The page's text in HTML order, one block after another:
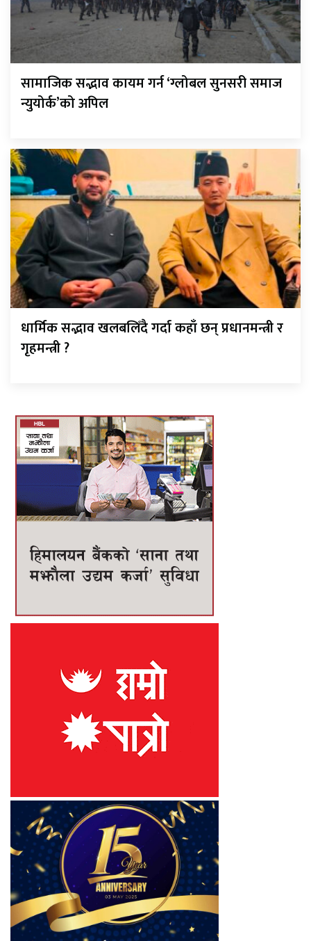
सामाजिक सद्भाव कायम गर्न ‘ग्लोबल सुनसरी समाज
न्युयोर्क’को अपिल
धार्मिक सद्भाव खलबलिँदै गर्दा कहाँ छन् प्रधानमन्त्री र
गृहमन्त्री ?